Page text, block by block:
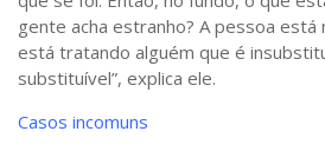
gente acha estranho? A pessoa está
está tratando alguém que é
substituível”, explica ele.
Casos incomuns